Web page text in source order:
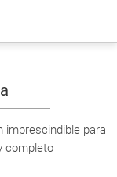
imprescindible para
completo